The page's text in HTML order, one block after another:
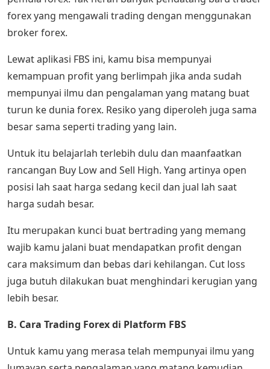
forex yang mengawali trading dengan menggunakan
broker forex.
Lewat aplikasi FBS ini, kamu bisa mempunyai
kemampuan profit yang berlimpah jika anda sudah
mempunyai ilmu dan pengalaman yang matang buat
turun ke dunia forex. Resiko yang diperoleh juga sama
besar sama seperti trading yang lain.
Untuk itu belajarlah terlebih dulu dan maanfaatkan
rancangan Buy Low and Sell High. Yang artinya open
posisi lah saat harga sedang kecil dan jual lah saat
harga sudah besar.
Itu merupakan kunci buat bertrading yang memang
wajib kamu jalani buat mendapatkan profit dengan
cara maksimum dan bebas dari kehilangan. Cut loss
juga butuh dilakukan buat menghindari kerugian yang
lebih besar.
B. Cara Trading Forex di Platform FBS
Untuk kamu yang merasa telah mempunyai ilmu yang